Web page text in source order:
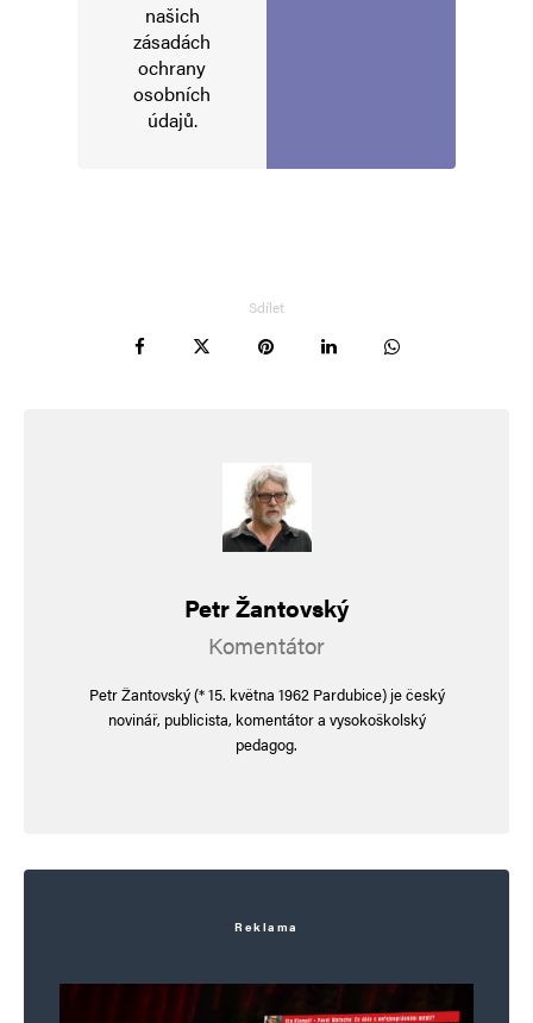
Informujte mě o nových příspěvcích e-mailem.
Alternative:
našich
zásadách
ochrany
osobních
údajů.
Sdílet
Petr Žantovský
Komentátor
Petr Žantovský (* 15. května 1962 Pardubice) je český
novinář, publicista, komentátor a vysokoškolský
pedagog.
Reklama